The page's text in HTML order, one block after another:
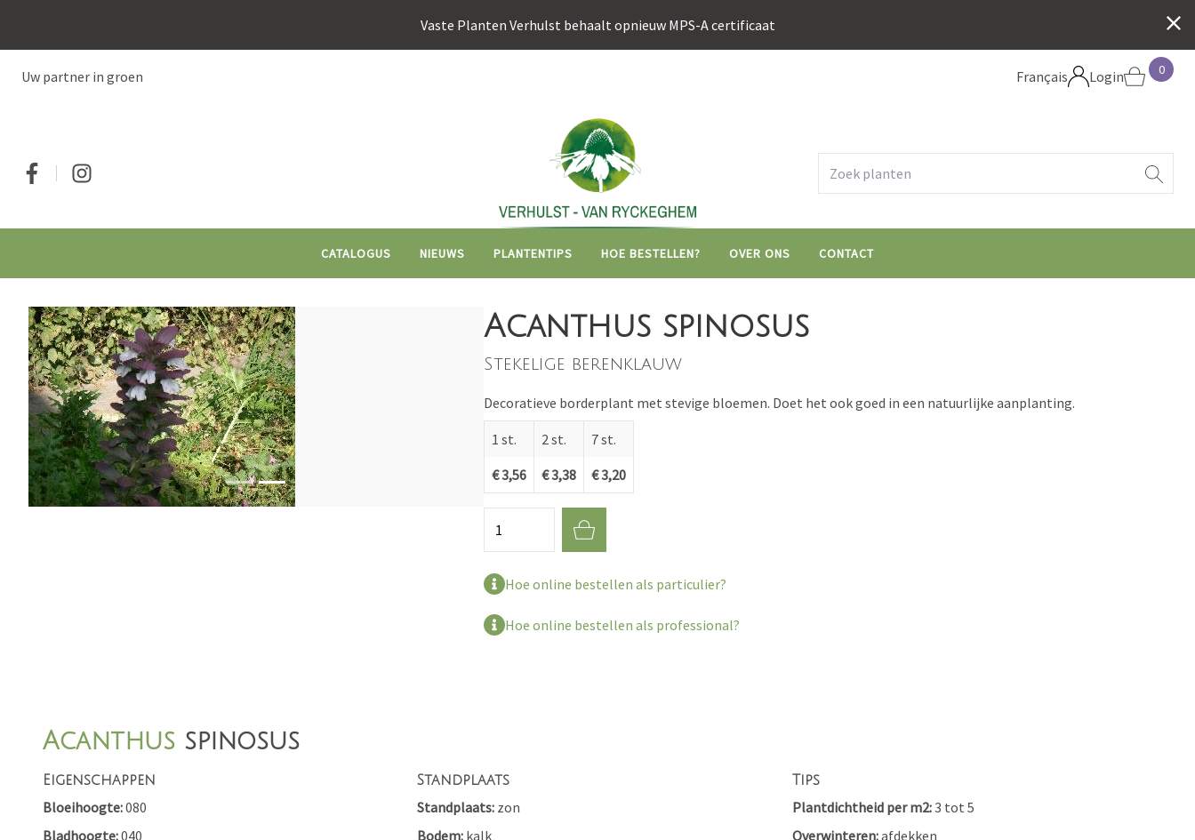
naar
Vaste Planten Verhulst behaalt opnieuw MPS-A certificaat
Uw partner in groen Français Login 0
Social
Hoofdnavigatie
CATALOGUS NIEUWS PLANTENTIPS HOE BESTELLEN? OVER ONS CONTACT
Acanthus spinosus
Stekelige berenklauw
Decoratieve borderplant met stevige bloemen. Doet het ook goed in een natuurlijke aanplanting.
1 st.
€ 3,56
2 st.
€ 3,38
7 st.
€ 3,20
Hoe online bestellen als particulier?
Hoe online bestellen als professional?
Acanthus spinosus
Eigenschappen
Bloeihoogte 080
Bladhoogte 040
Standplaats
Standplaats zon
Bodem kalk
Tips
Plantdichtheid per m2 3 tot 5
Overwinteren afdekken